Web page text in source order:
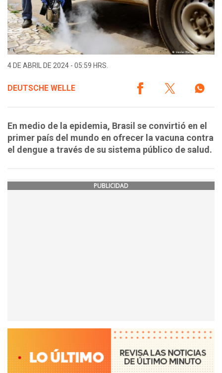
4 DE ABRIL DE 2024 - 05:59 HRS.
DEUTSCHE WELLE
En medio de la epidemia, Brasil se convirtió en el
primer país del mundo en ofrecer la vacuna contra
el dengue a través de su sistema público de salud.
PUBLICIDAD